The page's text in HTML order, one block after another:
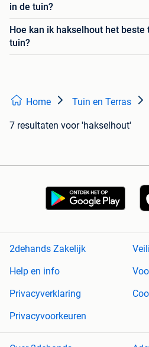
in de tuin?
Hoe kan ik hakselhout het beste
tuin?
Home Tuin en Terras
7 resultaten voor 'hakselhout'
2dehands Zakelijk
Help en info
Privacyverklaring
Privacyvoorkeuren